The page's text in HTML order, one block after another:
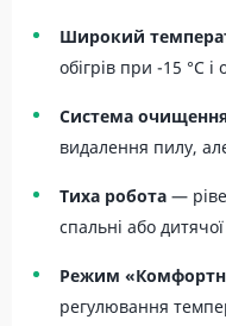
Широкий
обігрів при -15 °C
Система
видалення пилу,
Тиха робота —
спальні або
Режим
регулювання